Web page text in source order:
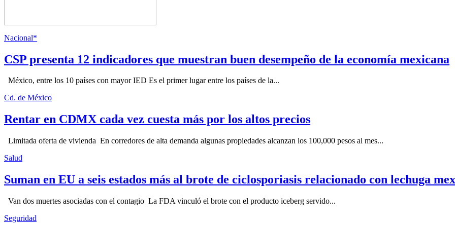
Nacional*
CSP presenta 12 indicadores que muestran buen desempeño de la economía mexicana
México, entre los 10 países con mayor IED Es el primer lugar entre los países de la...
Cd. de México
Rentar en CDMX cada vez cuesta más por los altos precios
Limitada oferta de vivienda En corredores de alta demanda algunas propiedades alcanzan los 100,000 pesos al mes...
Salud
Suman en EU a seis estados más al brote de ciclosporiasis relacionado con lechuga
Van dos muertes asociadas con el contagio La FDA vinculó el brote con el producto iceberg servido...
Seguridad